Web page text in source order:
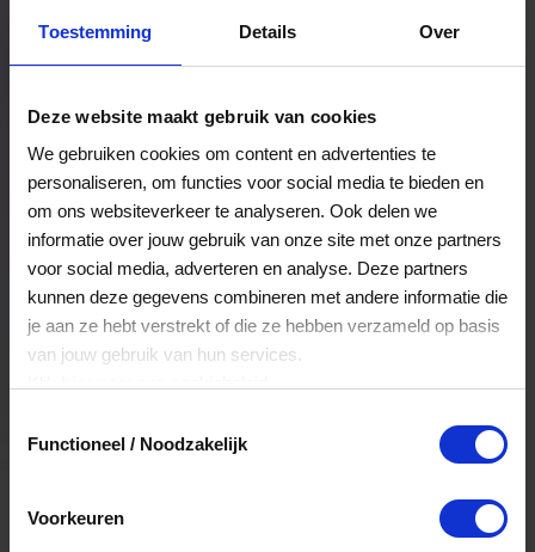
Toestemming Details Over
Deze website maakt gebruik van cookies
We gebruiken cookies om content en advertenties te
personaliseren, om functies voor social media te bieden en
om ons websiteverkeer te analyseren. Ook delen we
informatie over jouw gebruik van onze site met onze partners
voor social media, adverteren en analyse. Deze partners
kunnen deze gegevens combineren met andere informatie die
je aan ze hebt verstrekt of die ze hebben verzameld op basis
van jouw gebruik van hun services.
Functioneel / Noodzakelijk
Voorkeuren
Een bestelling volgen
Nog veel meer...
Maak account aan